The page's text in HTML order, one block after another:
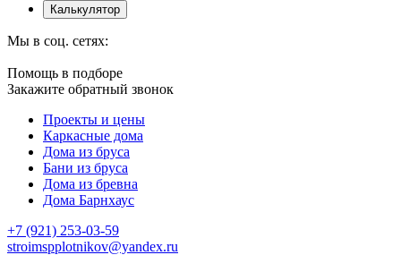
Калькулятор
Мы в соц. сетях:
Помощь в подборе
Закажите обратный звонок
Проекты и цены
Каркасные дома
Дома из бруса
Бани из бруса
Дома из бревна
Дома Барнхаус
+7 (921) 253-03-59
stroimspplotnikov@yandex.ru